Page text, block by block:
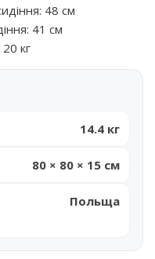
48 см
41 см
кг
14.4 кг
80 × 80 × 15 см
Польща